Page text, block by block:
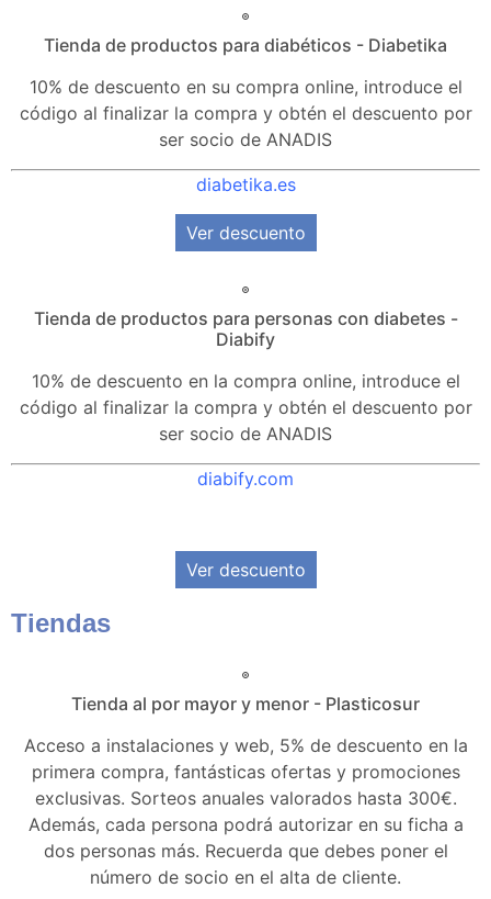
Tienda de productos para diabéticos - Diabetika
10% de descuento en su compra online, introduce el
código al finalizar la compra y obtén el descuento por
ser socio de ANADIS
diabetika.es
Ver descuento
Tienda de productos para personas con diabetes -
Diabify
10% de descuento en la compra online, introduce el
código al finalizar la compra y obtén el descuento por
ser socio de ANADIS
diabify.com
Ver descuento
Tiendas
Tienda al por mayor y menor - Plasticosur
Acceso a instalaciones y web, 5% de descuento en la
primera compra, fantásticas ofertas y promociones
exclusivas. Sorteos anuales valorados hasta 300€.
Además, cada persona podrá autorizar en su ficha a
dos personas más. Recuerda que debes poner el
número de socio en el alta de cliente.